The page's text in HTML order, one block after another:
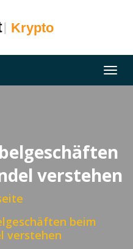
verstehen
beim
verstehen